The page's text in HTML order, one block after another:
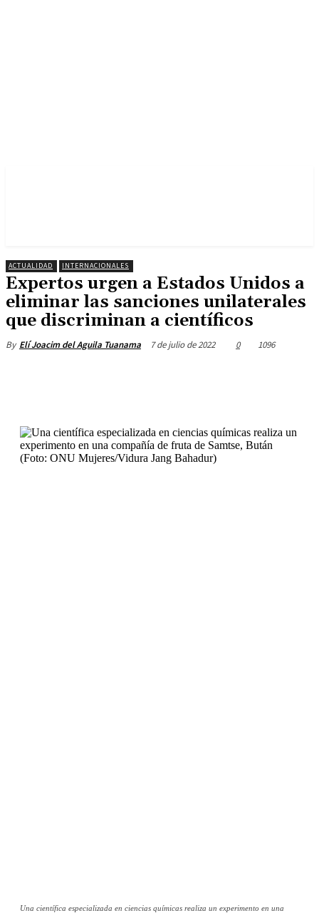
ACTUALIDAD INTERNACIONALES
Expertos urgen a Estados Unidos a
eliminar las sanciones unilaterales
que discriminan a científicos
By Elí Joacim del Aguila Tuanama 7 de julio de 2022 0 1096
Una científica especializada en ciencias químicas realiza un experimento en una